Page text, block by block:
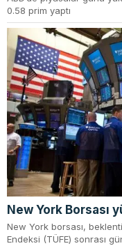
0.58 prim yaptı
New York Borsası
New York borsası,
Endeksi (TÜFE) sonrası